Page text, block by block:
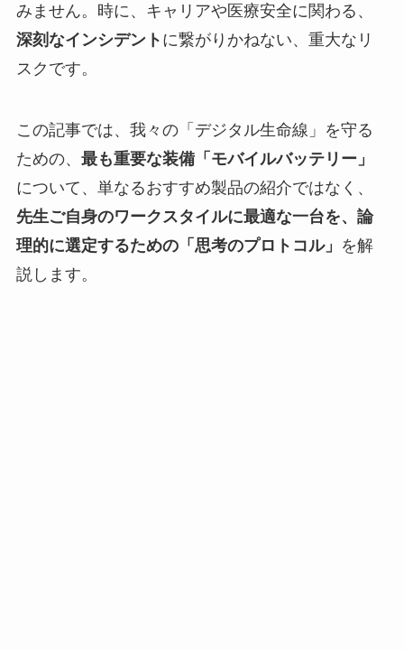
みません。時に、キャリアや医療安全に関わる、
深刻なインシデント に繋がりかねない、重大なリ
スクです。
この記事では、我々の「デジタル生命線」を守る
ための、 最も重要な装備「モバイルバッテリー」
について、単なるおすすめ製品の紹介ではなく、
先生ご自身のワークスタイルに最適な一台を、論
理的に選定するための「思考のプロトコル」 を解
説します。